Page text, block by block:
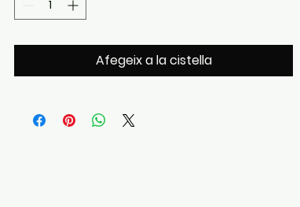
Afegeix a la cistella